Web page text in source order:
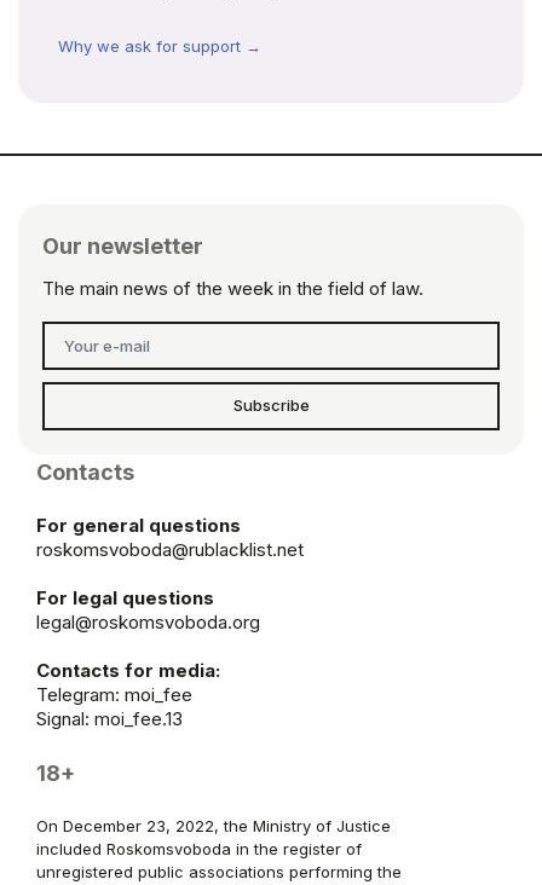
Why we ask for support →
Our newsletter
The main news of the week in the field of law.
Subscribe
Contacts
For general questions
roskomsvoboda@rublacklist.net
For legal questions
legal@roskomsvoboda.org
Contacts for media:
Telegram: moi_fee
Signal: moi_fee.13
18+
On December 23, 2022, the Ministry of Justice
included Roskomsvoboda in the register of
unregistered public associations performing the